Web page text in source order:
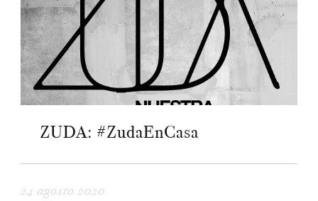
ZUDA: #ZudaEnCasa
24 agosto 2020